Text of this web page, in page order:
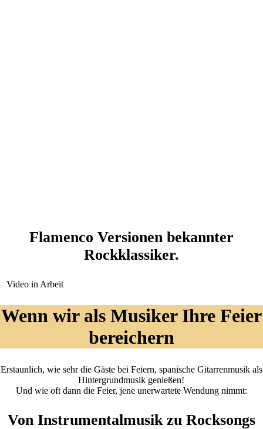
Flamenco Versionen bekannter
Rockklassiker.
Video in Arbeit
Wenn wir als Musiker Ihre Feier
bereichern
Erstaunlich, wie sehr die Gäste bei Feiern, spanische Gitarrenmusik als
Hintergrundmusik genießen!
Und wie oft dann die Feier, jene unerwartete Wendung nimmt:
Von Instrumentalmusik zu Rocksongs